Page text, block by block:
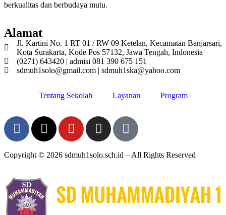
berkualitas dan berbudaya mutu.
Alamat
Jl. Kartini No. 1 RT 01 / RW 09 Ketelan, Kecamatan Banjarsari,
Kota Surakarta, Kode Pos 57132, Jawa Tengah, Indonesia
(0271) 643420 | admisi 081 390 675 151
sdmuh1solo@gmail.com | sdmuh1ska@yahoo.com
Tentang Sekolah Layanan Program
Copyright © 2026 sdmuh1solo.sch.id – All Rights Reserved